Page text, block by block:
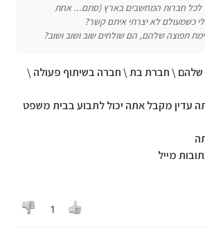
לכל חברות המחשבים בארץ (סתם... אחת
כשמעולם לא יצרתי איתם קשר?
תפוצה שלהם, הם שולחים שוב ושוב ושוב?
\ חברת בת \ חברה בשיתוף פעולה \
עדין מקבל אתה יכול לתבוע בבית משפט
מייל
1